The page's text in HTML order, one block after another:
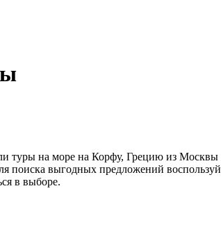
туры на море на Корфу, Грецию из
поиска выгодных предложений
в выборе.